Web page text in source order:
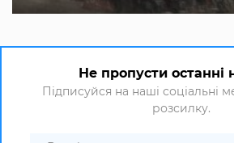
Не пропусти останні
Підписуйся на наші соціальні
розсилку.